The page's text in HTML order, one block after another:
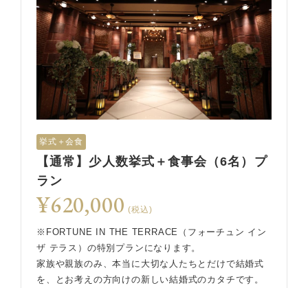
挙式＋会食
【通常】少人数挙式＋食事会（6名）プ
ラン
¥620,000 (税込)
※FORTUNE IN THE TERRACE（フォーチュン イン
ザ テラス）の特別プランになります。
家族や親族のみ、本当に大切な人たちとだけで結婚式
を、とお考えの方向けの新しい結婚式のカタチです。